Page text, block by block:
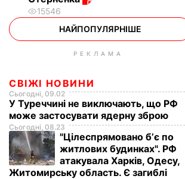
15546
НАЙПОПУЛЯРНІШЕ
РЕКЛАМА
СВІЖІ НОВИНИ
Сьогодні, 09.02
У Туреччині не виключають, що РФ
може застосувати ядерну зброю
Сьогодні, 08.23
"Цілеспрямовано бʼє по
житлових будинках". РФ
атакувала Харків, Одесу,
Житомирську область. Є загиблі